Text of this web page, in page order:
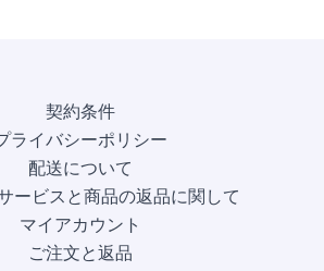
契約条件
ライバシーポリシー
配送について
ービスと商品の返品に関して
マイアカウント
ご注文と返品